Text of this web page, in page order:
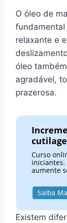
O óleo de
fundamental
relaxante e
óleo
agradável,
prazerosa.
Curso
aumente
Saiba
Existem